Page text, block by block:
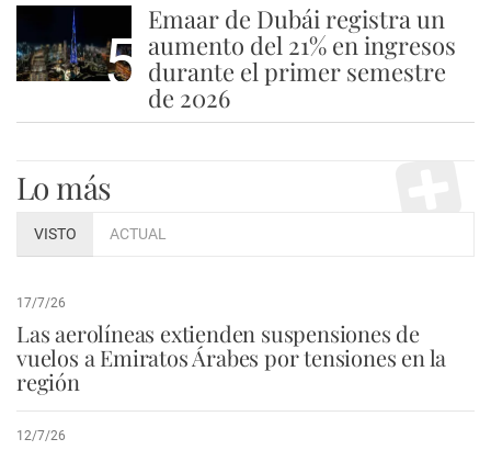
5
Emaar de Dubái registra un
aumento del 21% en ingresos
durante el primer semestre
de 2026
Lo más
VISTO ACTUAL
17/7/26
Las aerolíneas extienden suspensiones de
vuelos a Emiratos Árabes por tensiones en la
región
12/7/26